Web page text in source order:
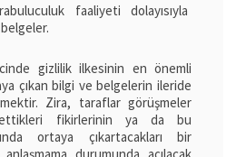
faaliyeti dolayısıyla
gizlilik ilkesinin en önemli
çıkan bilgi ve belgelerin ileride
Zira, taraflar görüşmeler
ettikleri fikirlerinin ya da bu
ortaya çıkartacakları bir